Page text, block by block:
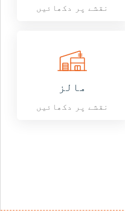
نقشے پر دکھائیں
مالز
نقشے پر دکھائیں